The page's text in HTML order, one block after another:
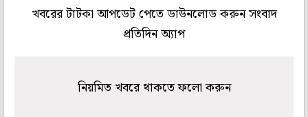
খবরের টাটকা আপডেট পেতে ডাউনলোড করুন সংবাদ
প্রতিদিন অ্যাপ
নিয়মিত খবরে থাকতে ফলো করুন